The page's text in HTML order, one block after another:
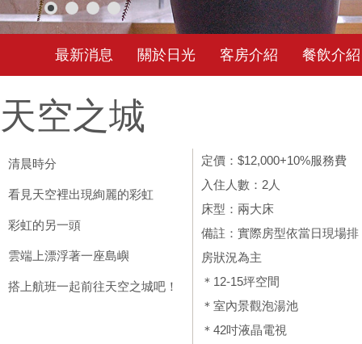
最新消息 關於日光 客房介紹 餐飲介紹
天空之城
清晨時分
看見天空裡出現絢麗的彩虹
彩虹的另一頭
雲端上漂浮著一座島嶼
搭上航班一起前往天空之城吧！
定價：$12,000+10%服務費
入住人數：2人
床型：兩大床
備註：實際房型依當日現場排
房狀況為主
＊12-15坪空間
＊室內景觀泡湯池
＊42吋液晶電視